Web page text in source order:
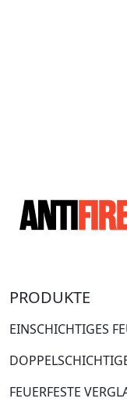
PRODUKTE
EINSCHICHTIGES
FEUERFESTE